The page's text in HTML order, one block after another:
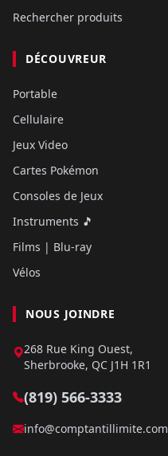
Rechercher produits
DÉCOUVREUR
Portable
Cellulaire
Jeux Video
Cartes Pokémon
Consoles de Jeux
Instruments 🎵
Films | Blu-ray
Vélos
NOUS JOINDRE
268 Rue King Ouest,
Sherbrooke, QC J1H 1R1
(819) 566-3333
info@comptantillimite.com